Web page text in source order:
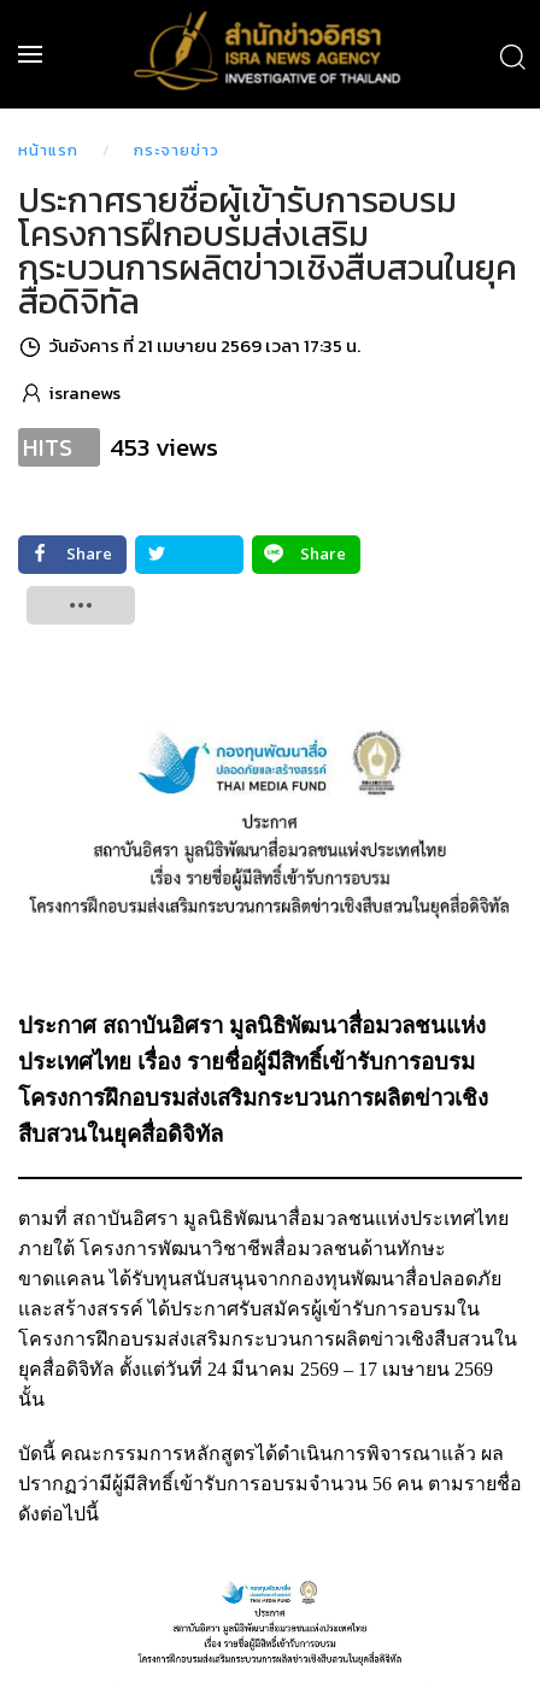
หน้าแรก กระจายข่าว
ประกาศรายชื่อผู้เข้ารับการอบรม
โครงการฝึกอบรมส่งเสริม
กระบวนการผลิตข่าวเชิงสืบสวนในยุค
สื่อดิจิทัล
วันอังคาร ที่ 21 เมษายน 2569 เวลา 17:35 น.
isranews
HITS 453 views
Share
Share
ประกาศ สถาบันอิศรา มูลนิธิพัฒนาสื่อมวลชนแห่ง
ประเทศไทย เรื่อง รายชื่อผู้มีสิทธิ์เข้ารับการอบรม
โครงการฝึกอบรมส่งเสริมกระบวนการผลิตข่าวเชิง
สืบสวนในยุคสื่อดิจิทัล
ตามที่ สถาบันอิศรา มูลนิธิพัฒนาสื่อมวลชนแห่งประเทศไทย
ภายใต้ โครงการพัฒนาวิชาชีพสื่อมวลชนด้านทักษะ
ขาดแคลน ได้รับทุนสนับสนุนจากกองทุนพัฒนาสื่อปลอดภัย
และสร้างสรรค์ ได้ประกาศรับสมัครผู้เข้ารับการอบรมใน
โครงการฝึกอบรมส่งเสริมกระบวนการผลิตข่าวเชิงสืบสวนใน
ยุคสื่อดิจิทัล ตั้งแต่วันที่ 24 มีนาคม 2569 – 17 เมษายน 2569
นั้น
บัดนี้ คณะกรรมการหลักสูตรได้ดำเนินการพิจารณาแล้ว ผล
ปรากฏว่ามีผู้มีสิทธิ์เข้ารับการอบรมจำนวน 56 คน ตามรายชื่อ
ดังต่อไปนี้